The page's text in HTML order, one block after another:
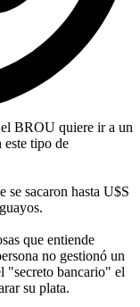
BROU quiere ir a un
tipo de
se sacaron hasta U$S
que entiende
no gestionó un
"secreto bancario" el
su plata.